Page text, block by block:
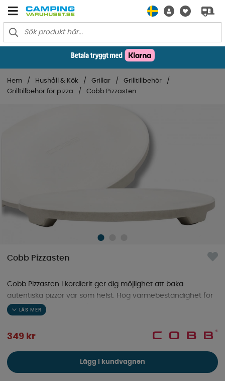
Hem Hushåll & Kök Grillar
Grilltillbehör
Grilltillbehör för pizza
Cobb Pizzasten
Cobb Pizzasten
Cobb Pizzasten i kordierit ger dig möjlighet att baka
autentiska pizzor var som helst. Hög värmebeständighet för
perfekt resultat varje gång.
349 kr
Lägg i kundvagnen